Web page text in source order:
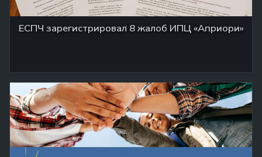
ЕСПЧ зарегистрировал 8 жалоб ИПЦ «Априори»